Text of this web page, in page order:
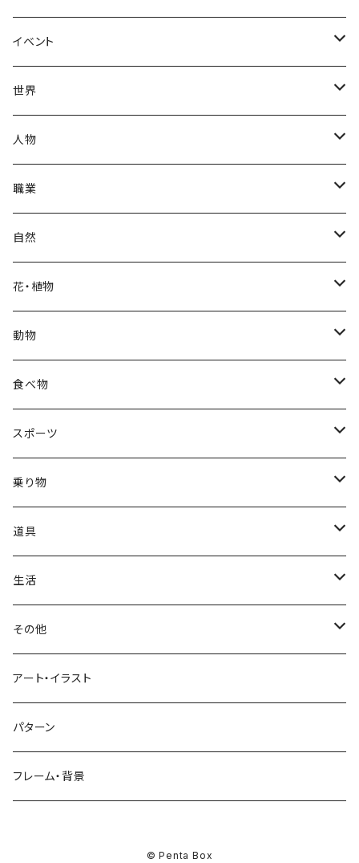
春
夏
秋
冬
イベント
出産・育児
母の日
中秋節
クリスマス
福袋
ブラックフライデー
ハロウィン
正月
端午の節句
結婚式
父の日
節分
世界
ハワイアン
パリ
ロシアン
アフリカン
日本
ヨーロッパ
トライバル
中国
北欧
人物
赤ちゃん
女性
男性
子供
サンタクロース
七福神
金太郎
天使
シニア
おばけ
スケルトン
ジャックオランタン
鬼
職業
医者
自然
海
雲
星
雫
貝殻
山
木
川
月
太陽
雪
花・植物
カーネーション
梅
桜
プルメリア
野バラ
牡丹
ひまわり
ハイビスカス
やしの木
あさがお
動物
ネコ
ウマ
サイ
チンパンジー
トリ
ツル
カモメ
サカナ
イワシ
トラ
ウサギ
クマ
食べ物
スイーツ
かき氷
アイス
ドーナツ
キャンディー
ジンジャーマンクッキー
フルーツ
スイカ
イチゴ
ラズベリー
リンゴ
和食
お雑煮
鏡餅
野菜
ナス
トマト
飲み物
ビール
ソーダ
洋食
カレー
バーベキュー
スポーツ
相撲
乗り物
車
道具
ファッション
サングラス
ビーチサンダル
文房具
はさみ
おりがみ
コスメ
遊具
ぬいぐるみ
キッチン用品
生活
花粉症
風邪
ビジネス
病院
その他
ハート
デジタル
街並み
アート・イラスト
パターン
フレーム・背景
© Penta Box